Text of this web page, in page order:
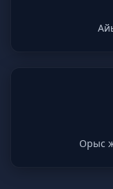
Орыс